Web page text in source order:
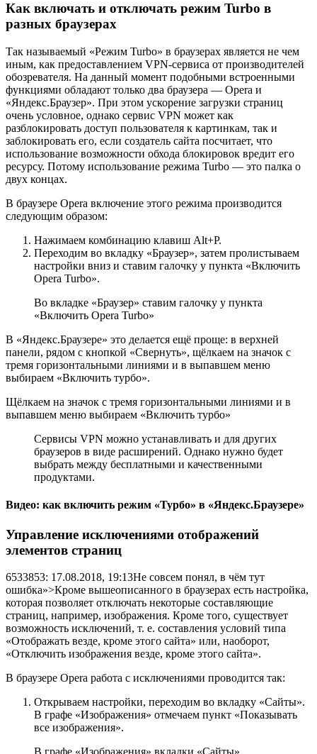
Как включать и отключать режим Turbo в
разных браузерах
Так называемый «Режим Turbo» в браузерах является не чем
иным, как предоставлением VPN-сервиса от производителей
обозревателя. На данный момент подобными встроенными
функциями обладают только два браузера — Opera и
«Яндекс.Браузер». При этом ускорение загрузки страниц
очень условное, однако сервис VPN может как
разблокировать доступ пользователя к картинкам, так и
заблокировать его, если создатель сайта посчитает, что
использование возможности обхода блокировок вредит его
ресурсу. Потому использование режима Turbo — это палка о
двух концах.
В браузере Opera включение этого режима производится
следующим образом:
Нажимаем комбинацию клавиш Alt+P.
Переходим во вкладку «Браузер», затем пролистываем
настройки вниз и ставим галочку у пункта «Включить
Opera Turbo».
Во вкладке «Браузер» ставим галочку у пункта
«Включить Opera Turbo»
В «Яндекс.Браузере» это делается ещё проще: в верхней
панели, рядом с кнопкой «Свернуть», щёлкаем на значок с
тремя горизонтальными линиями и в выпавшем меню
выбираем «Включить турбо».
Щёлкаем на значок с тремя горизонтальными линиями и в
выпавшем меню выбираем «Включить турбо»
Сервисы VPN можно устанавливать и для других
браузеров в виде расширений. Однако нужно будет
выбрать между бесплатными и качественными
продуктами.
Видео: как включить режим «Турбо» в «Яндекс.Браузере»
Управление исключениями отображений
элементов страниц
6533853: 17.08.2018, 19:13Не совсем понял, в чём тут
ошибка»>Кроме вышеописанного в браузерах есть настройка,
которая позволяет отключать некоторые составляющие
страниц, например, изображения. Кроме того, существует
возможность исключений, т. е. составления условий типа
«Отображать везде, кроме этого сайта» или, наоборот,
«Отключить изображения везде, кроме этого сайта».
В браузере Opera работа с исключениями проводится так:
Открываем настройки, переходим во вкладку «Сайты».
В графе «Изображения» отмечаем пункт «Показывать
все изображения».